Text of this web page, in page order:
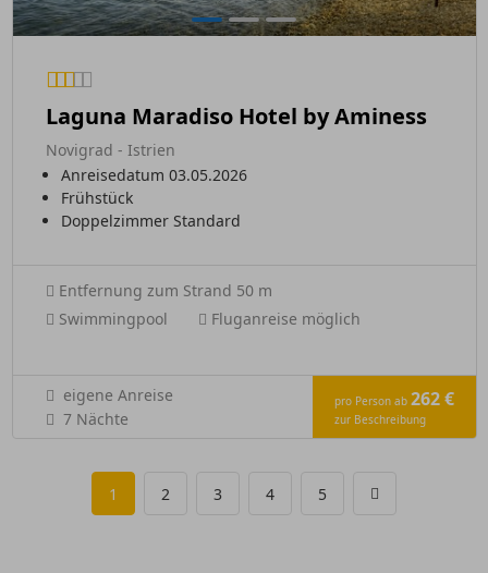
Laguna Maradiso Hotel by Aminess
Novigrad - Istrien
Anreisedatum 03.05.2026
Frühstück
Doppelzimmer Standard
Entfernung zum Strand 50 m
Swimmingpool
Fluganreise möglich
eigene Anreise
7 Nächte
pro Person ab 262 €
zur Beschreibung
1 2 3 4 5